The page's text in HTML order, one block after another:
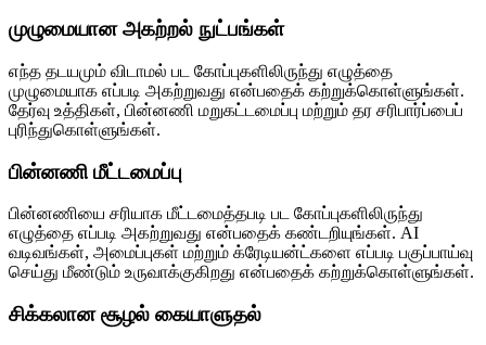
முழுமையான அகற்றல் நுட்பங்கள்
எந்த தடயமும் விடாமல் பட கோப்புகளிலிருந்து எழுத்தை
முழுமையாக எப்படி அகற்றுவது என்பதைக் கற்றுக்கொள்ளுங்கள்.
தேர்வு உத்திகள், பின்னணி மறுகட்டமைப்பு மற்றும் தர சரிபார்ப்பைப்
புரிந்துகொள்ளுங்கள்.
பின்னணி மீட்டமைப்பு
பின்னணியை சரியாக மீட்டமைத்தபடி பட கோப்புகளிலிருந்து
எழுத்தை எப்படி அகற்றுவது என்பதைக் கண்டறியுங்கள். AI
வடிவங்கள், அமைப்புகள் மற்றும் க்ரேடியன்ட்களை எப்படி பகுப்பாய்வு
செய்து மீண்டும் உருவாக்குகிறது என்பதைக் கற்றுக்கொள்ளுங்கள்.
சிக்கலான சூழல் கையாளுதல்